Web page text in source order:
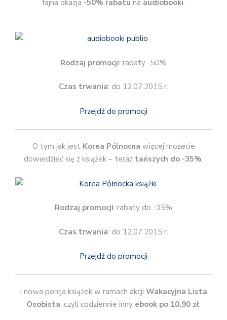
fajna okazja -50% rabatu na audiobooki.
Rodzaj promocji: rabaty -50%
Czas trwania: do 12.07.2015 r.
Przejdź do promocji
O tym jak jest Korea Pólnocna więcej możecie
dowiedzieć się z książek – teraz tańszych do -35%.
Rodzaj promocji: rabaty do -35%
Czas trwania: do 12.07.2015 r.
Przejdź do promocji
I nowa porcja książek w ramach akcji Wakacyjna Lista
Osobista, czyli codziennie inny ebook po 10,90 zł.